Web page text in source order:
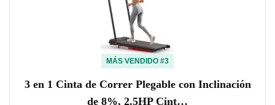
MÁS VENDIDO #3
3 en 1 Cinta de Correr Plegable con Inclinación
de 8%, 2.5HP Cint…